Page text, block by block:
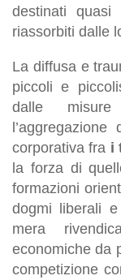
destinati quasi
riassorbiti dalle
La diffusa e
piccoli e
dalle misure
corporativa fra i
la forza di
formazioni
dogmi liberali
mera
economiche da
competizione